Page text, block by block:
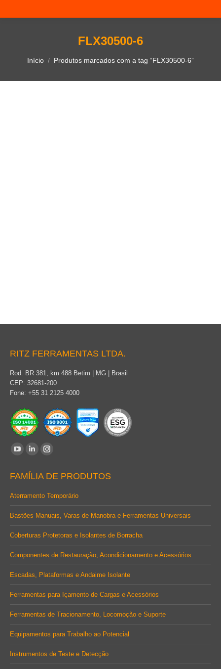
FLX30500-6
Você está aqui:
Início Produtos marcados com a tag “FLX30500-6”
RITZ FERRAMENTAS LTDA.
Rod. BR 381, km 488 Betim | MG | Brasil
CEP: 32681-200
Fone: +55 31 2125 4000
Encontre-nos em:
opens
in
window
Linkedin
opens
in
window
Instagram
opens
in
window
FAMÍLIA DE PRODUTOS
Aterramento Temporário
Bastões Manuais, Varas de Manobra e Ferramentas Universais
Coberturas Protetoras e Isolantes de Borracha
Componentes de Restauração, Acondicionamento e Acessórios
Escadas, Plataformas e Andaime Isolante
Ferramentas para Içamento de Cargas e Acessórios
Ferramentas de Tracionamento, Locomoção e Suporte
Equipamentos para Trabalho ao Potencial
Instrumentos de Teste e Detecção